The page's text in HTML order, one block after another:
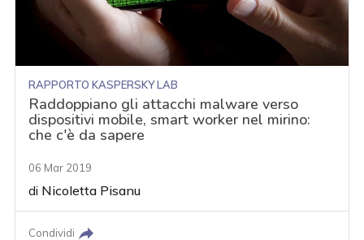
RAPPORTO KASPERSKY LAB
Raddoppiano gli attacchi malware verso
dispositivi mobile, smart worker nel mirino:
che c'è da sapere
06 Mar 2019
di Nicoletta Pisanu
Condividi